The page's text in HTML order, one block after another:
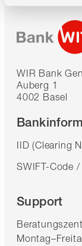
WIR Bank
Auberg 1
4002 Basel
IID (Clearing
SWIFT-Code /
Support